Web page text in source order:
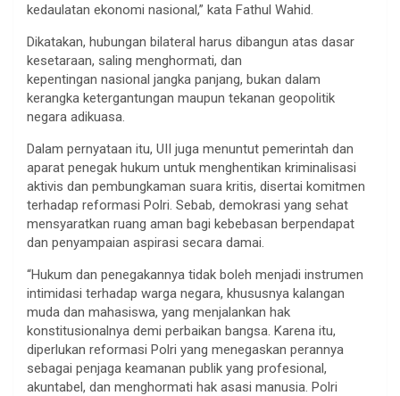
kedaulatan ekonomi nasional,” kata Fathul Wahid.
Dikatakan, hubungan bilateral harus dibangun atas dasar
kesetaraan, saling menghormati, dan
kepentingan nasional jangka panjang, bukan dalam
kerangka ketergantungan maupun tekanan geopolitik
negara adikuasa.
Dalam pernyataan itu, UII juga menuntut pemerintah dan
aparat penegak hukum untuk menghentikan kriminalisasi
aktivis dan pembungkaman suara kritis, disertai komitmen
terhadap reformasi Polri. Sebab, demokrasi yang sehat
mensyaratkan ruang aman bagi kebebasan berpendapat
dan penyampaian aspirasi secara damai.
“Hukum dan penegakannya tidak boleh menjadi instrumen
intimidasi terhadap warga negara, khususnya kalangan
muda dan mahasiswa, yang menjalankan hak
konstitusionalnya demi perbaikan bangsa. Karena itu,
diperlukan reformasi Polri yang menegaskan perannya
sebagai penjaga keamanan publik yang profesional,
akuntabel, dan menghormati hak asasi manusia. Polri